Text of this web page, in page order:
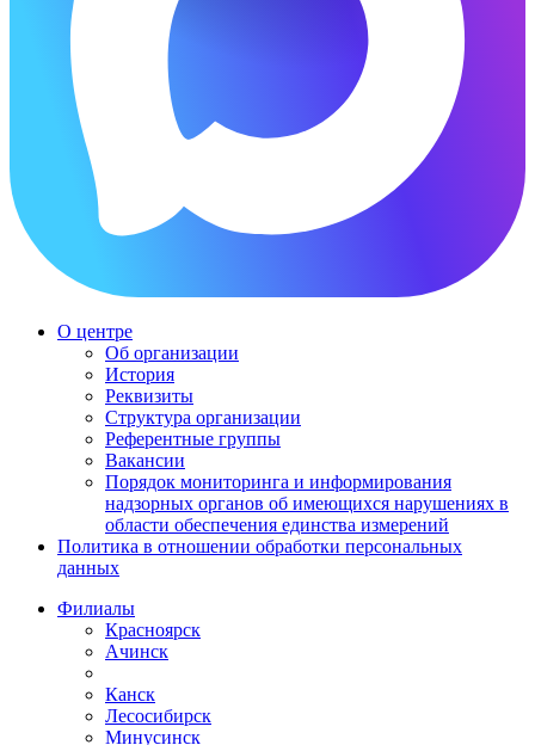
О центре
Об организации
История
Реквизиты
Структура организации
Референтные группы
Вакансии
Порядок мониторинга и информирования
надзорных органов об имеющихся нарушениях в
области обеспечения единства измерений
Политика в отношении обработки персональных
данных
Филиалы
Красноярск
Ачинск
Канск
Лесосибирск
Минусинск